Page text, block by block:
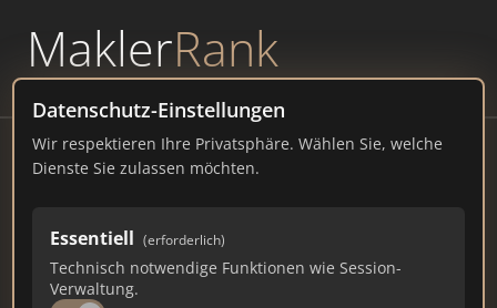
MaklerRank
powered byWAVEPOINT
Datenschutz-Einstellungen
Wir respektieren Ihre Privatsphäre. Wählen Sie, welche
Dienste Sie zulassen möchten.
Essentiell (erforderlich)
Technisch notwendige Funktionen wie Session-
Verwaltung.
Jorewitz Immobilien IVD |
Karl-Peters-Straße 16, 33605 Bielefeld
jorewitz-immobilien.de